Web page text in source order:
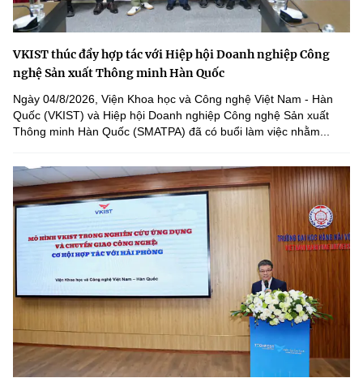
VKIST thúc đẩy hợp tác với Hiệp hội Doanh nghiệp Công
nghệ Sản xuất Thông minh Hàn Quốc
Ngày 04/8/2026, Viện Khoa học và Công nghệ Việt Nam - Hàn
Quốc (VKIST) và Hiệp hội Doanh nghiệp Công nghệ Sản xuất
Thông minh Hàn Quốc (SMATPA) đã có buổi làm việc nhằm...